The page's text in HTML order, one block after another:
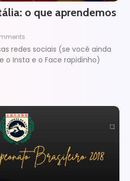
o que aprendemos
redes sociais (se você ainda
Insta e o Face rapidinho)